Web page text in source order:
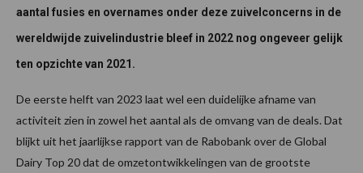
aantal fusies en overnames onder deze zuivelconcerns in de
wereldwijde zuivelindustrie bleef in 2022 nog ongeveer gelijk
ten opzichte van 2021.
De eerste helft van 2023 laat wel een duidelijke afname van
activiteit zien in zowel het aantal als de omvang van de deals. Dat
blijkt uit het jaarlijkse rapport van de Rabobank over de Global
Dairy Top 20 dat de omzetontwikkelingen van de grootste